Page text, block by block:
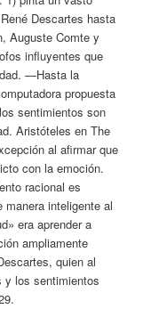
Descartes hasta
Auguste Comte y
influyentes que
—Hasta la
propuesta
sentimientos son
Aristóteles en The
al afirmar que
con la emoción.
racional es
inteligente al
era aprender a
ampliamente
quien al
y los sentimientos